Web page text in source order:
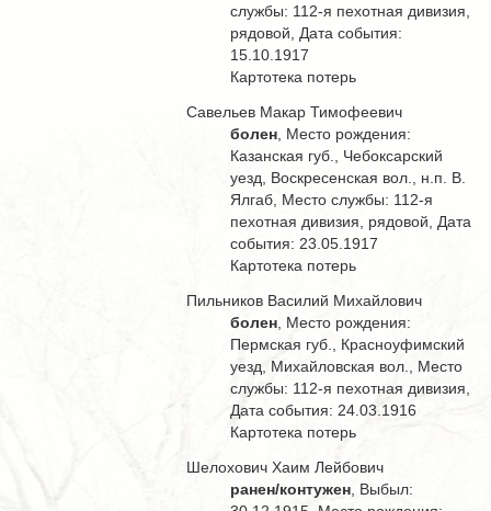
службы: 112-я пехотная дивизия,
рядовой, Дата события:
15.10.1917
Картотека потерь
Савельев Макар Тимофеевич
болен , Место рождения:
Казанская губ., Чебоксарский
уезд, Воскресенская вол., н.п. В.
Ялгаб, Место службы: 112-я
пехотная дивизия, рядовой, Дата
события: 23.05.1917
Картотека потерь
Пильников Василий Михайлович
болен , Место рождения:
Пермская губ., Красноуфимский
уезд, Михайловская вол., Место
службы: 112-я пехотная дивизия,
Дата события: 24.03.1916
Картотека потерь
Шелохович Хаим Лейбович
ранен/контужен , Выбыл: